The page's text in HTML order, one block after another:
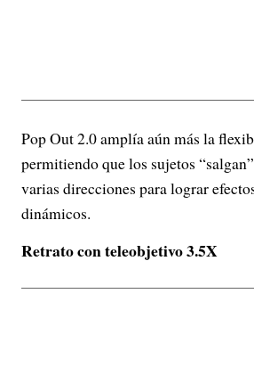
Pop Out 2.0 amplía aún más la
permitiendo que los sujetos
varias direcciones para lograr
dinámicos.
Retrato con teleobjetivo 3.5X